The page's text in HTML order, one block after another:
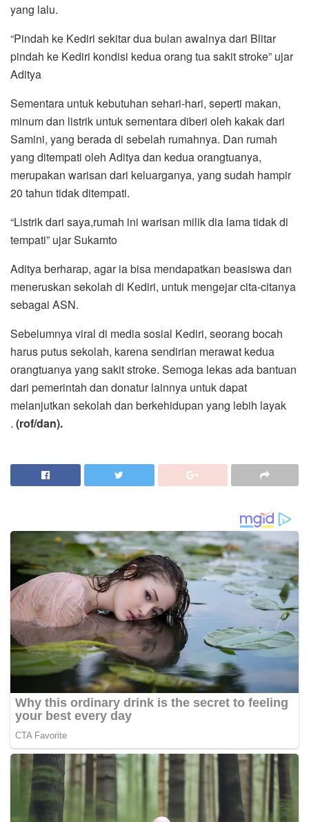
yang lalu.
“Pindah ke Kediri sekitar dua bulan awalnya dari Blitar
pindah ke Kediri kondisi kedua orang tua sakit stroke” ujar
Aditya
Sementara untuk kebutuhan sehari-hari, seperti makan,
minum dan listrik untuk sementara diberi oleh kakak dari
Samini, yang berada di sebelah rumahnya. Dan rumah
yang ditempati oleh Aditya dan kedua orangtuanya,
merupakan warisan dari keluarganya, yang sudah hampir
20 tahun tidak ditempati.
“Listrik dari saya,rumah ini warisan milik dia lama tidak di
tempati” ujar Sukamto
Aditya berharap, agar ia bisa mendapatkan beasiswa dan
meneruskan sekolah di Kediri, untuk mengejar cita-citanya
sebagai ASN.
Sebelumnya viral di media sosial Kediri, seorang bocah
harus putus sekolah, karena sendirian merawat kedua
orangtuanya yang sakit stroke. Semoga lekas ada bantuan
dari pemerintah dan donatur lainnya untuk dapat
melanjutkan sekolah dan berkehidupan yang lebih layak
. (rof/dan).